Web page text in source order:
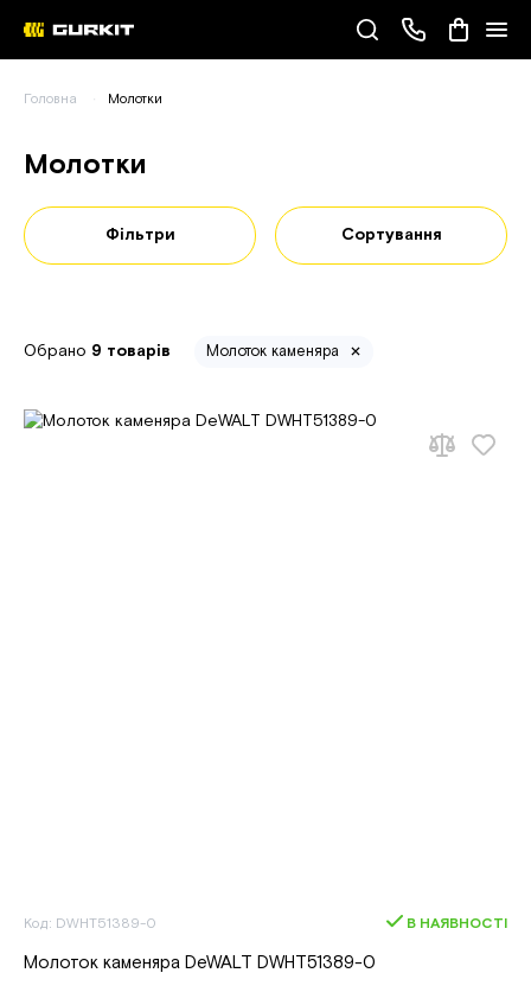
(093) 343-55-55
Головна Молотки
Молотки
Фільтри Сортування
Обрано 9 товарів Молоток каменяра
Код: DWHT51389-0 В НАЯВНОСТІ
Молоток каменяра DeWALT DWHT51389-0